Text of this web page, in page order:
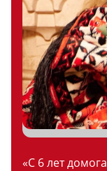
«С 6 лет